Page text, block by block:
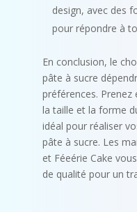
design, avec des
pour répondre à
En conclusion, le
pâte à sucre
préférences.
la taille et la forme
idéal pour réaliser
pâte à sucre. Les
et Féeérie Cake
de qualité pour un